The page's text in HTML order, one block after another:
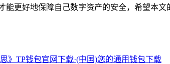
能更好地保障自己数字资产的安全，希望本
》TP钱包官网下载·(中国)您的通用钱包下载